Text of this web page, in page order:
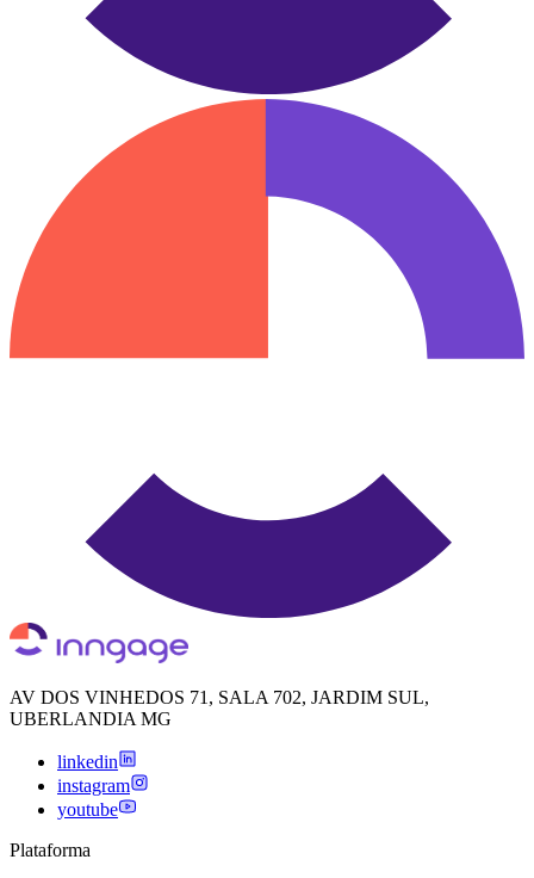
AV DOS VINHEDOS 71, SALA 702, JARDIM SUL,
UBERLANDIA MG
linkedin
instagram
youtube
Plataforma